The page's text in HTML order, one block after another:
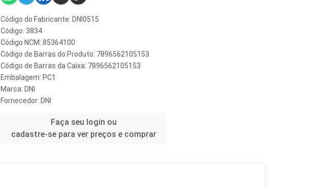
Código do Fabricante: DNI0515
Código: 3834
Código NCM: 85364100
Código de Barras do Produto: 7896562105153
Código de Barras da Caixa: 7896562105153
Embalagem: PC1
Marca: DNI
Fornecedor: DNI
Faça seu login ou
cadastre-se para ver preços e comprar